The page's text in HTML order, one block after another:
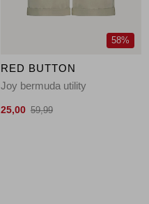
58%
RED BUTTON
Joy bermuda utility
25,00 59,99